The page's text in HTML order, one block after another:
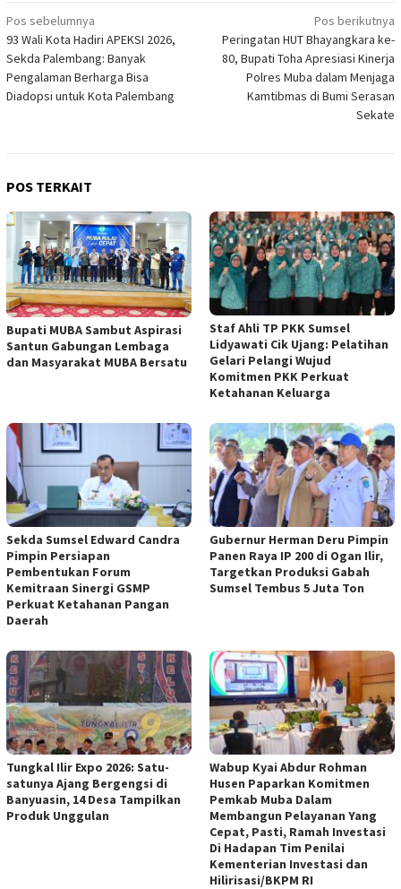
Navigasi
pos
Pos sebelumnya
93 Wali Kota Hadiri APEKSI 2026,
Sekda Palembang: Banyak
Pengalaman Berharga Bisa
Diadopsi untuk Kota Palembang
Pos berikutnya
Peringatan HUT Bhayangkara ke-
80, Bupati Toha Apresiasi Kinerja
Polres Muba dalam Menjaga
Kamtibmas di Bumi Serasan
Sekate
POS TERKAIT
Bupati MUBA Sambut Aspirasi
Santun Gabungan Lembaga
dan Masyarakat MUBA Bersatu
Staf Ahli TP PKK Sumsel
Lidyawati Cik Ujang: Pelatihan
Gelari Pelangi Wujud
Komitmen PKK Perkuat
Ketahanan Keluarga
Sekda Sumsel Edward Candra
Pimpin Persiapan
Pembentukan Forum
Kemitraan Sinergi GSMP
Perkuat Ketahanan Pangan
Daerah
Gubernur Herman Deru Pimpin
Panen Raya IP 200 di Ogan Ilir,
Targetkan Produksi Gabah
Sumsel Tembus 5 Juta Ton
Tungkal Ilir Expo 2026: Satu-
satunya Ajang Bergengsi di
Banyuasin, 14 Desa Tampilkan
Produk Unggulan
Wabup Kyai Abdur Rohman
Husen Paparkan Komitmen
Pemkab Muba Dalam
Membangun Pelayanan Yang
Cepat, Pasti, Ramah Investasi
Di Hadapan Tim Penilai
Kementerian Investasi dan
Hilirisasi/BKPM RI